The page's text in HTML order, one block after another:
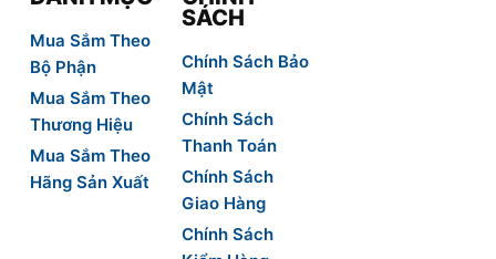
Mua Sắm Theo
Bộ Phận
Mua Sắm Theo
Thương Hiệu
Mua Sắm Theo
Hãng Sản Xuất
SÁCH
Chính Sách Bảo
Mật
Chính Sách
Thanh Toán
Chính Sách
Giao Hàng
Chính Sách